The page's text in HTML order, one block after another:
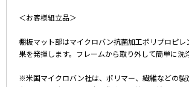
＜お客様組立品＞
棚板マット部はマイクロバン抗菌加工ポリプロピレ
果を発揮します。フレームから取り外して簡単に洗
※米国マイクロバン社は、ポリマー、繊維などの製